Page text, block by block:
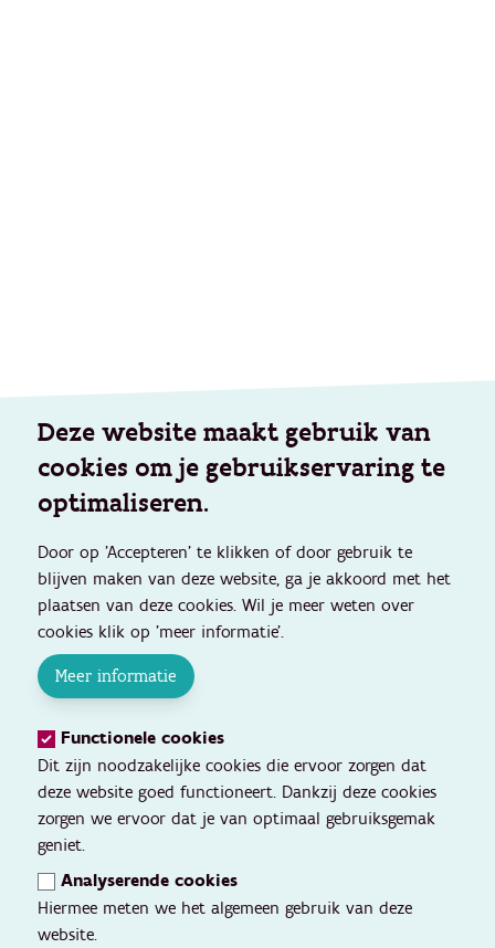
Deze website maakt gebruik van
cookies om je gebruikservaring te
optimaliseren.
Door op 'Accepteren' te klikken of door gebruik te
blijven maken van deze website, ga je akkoord met het
plaatsen van deze cookies. Wil je meer weten over
cookies klik op 'meer informatie'.
Meer informatie
Functionele cookies
Dit zijn noodzakelijke cookies die ervoor zorgen dat
deze website goed functioneert. Dankzij deze cookies
zorgen we ervoor dat je van optimaal gebruiksgemak
geniet.
Analyserende cookies
Hiermee meten we het algemeen gebruik van deze
website.